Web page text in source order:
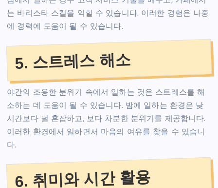
는 바리스타 스킬을 익힐 수 있습니다. 이러한 경험은 나중
에 경력에 도움이 될 수 있습니다.
5. 스트레스 해소
야간의 조용한 분위기 속에서 일하는 것은 스트레스를 해
소하는 데 도움이 될 수 있습니다. 밤에 일하는 환경은 낮
시간보다 덜 혼잡하고, 보다 차분한 분위기를 제공합니다.
이러한 환경에서 일하면서 마음의 여유를 찾을 수 있습니
다.
6. 취미와 시간 활용